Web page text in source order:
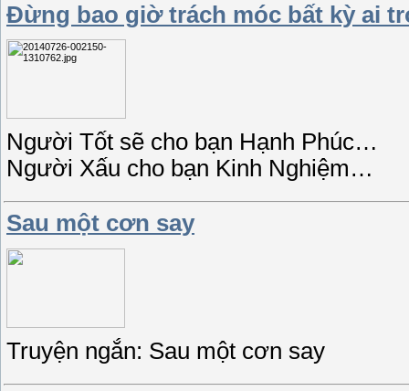
Đừng bao giờ trách móc bất kỳ ai
Người Tốt sẽ cho bạn Hạnh Phúc…
Người Xấu cho bạn Kinh Nghiệm…
Sau một cơn say
Truyện ngắn: Sau một cơn say